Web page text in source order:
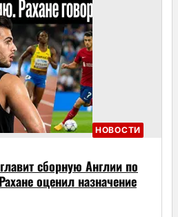
НОВОСТИ
сборную Англии по
оценил назначение